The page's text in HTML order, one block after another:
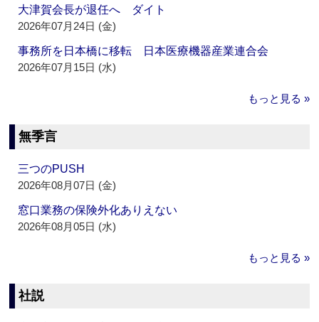
大津賀会長が退任へ ダイト
2026年07月24日 (金)
事務所を日本橋に移転 日本医療機器産業連合会
2026年07月15日 (水)
もっと見る »
無季言
三つのPUSH
2026年08月07日 (金)
窓口業務の保険外化ありえない
2026年08月05日 (水)
もっと見る »
社説